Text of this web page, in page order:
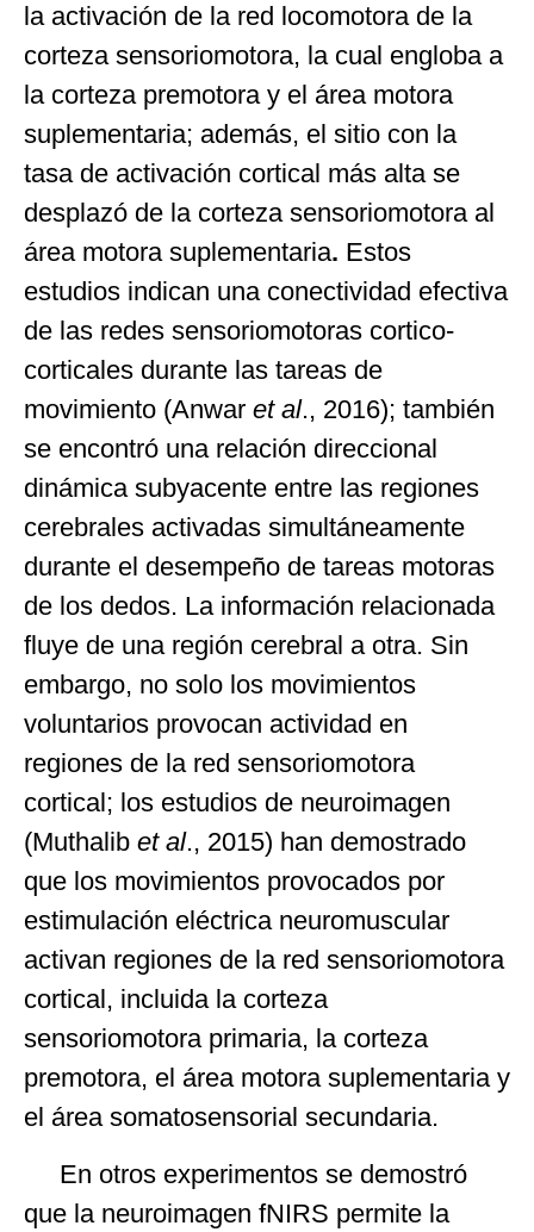
la activación de la red locomotora de la
corteza sensoriomotora, la cual engloba a
la corteza premotora y el área motora
suplementaria; además, el sitio con la
tasa de activación cortical más alta se
desplazó de la corteza sensoriomotora al
área motora suplementaria. Estos
estudios indican una conectividad efectiva
de las redes sensoriomotoras cortico-
corticales durante las tareas de
movimiento (Anwar et al., 2016); también
se encontró una relación direccional
dinámica subyacente entre las regiones
cerebrales activadas simultáneamente
durante el desempeño de tareas motoras
de los dedos. La información relacionada
fluye de una región cerebral a otra. Sin
embargo, no solo los movimientos
voluntarios provocan actividad en
regiones de la red sensoriomotora
cortical; los estudios de neuroimagen
(Muthalib et al., 2015) han demostrado
que los movimientos provocados por
estimulación eléctrica neuromuscular
activan regiones de la red sensoriomotora
cortical, incluida la corteza
sensoriomotora primaria, la corteza
premotora, el área motora suplementaria y
el área somatosensorial secundaria.
En otros experimentos se demostró
que la neuroimagen fNIRS permite la